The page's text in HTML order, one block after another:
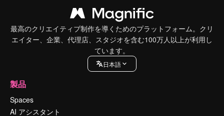
最高のクリエイティブ制作を導くためのプラットフォーム。クリ
エイター、企業、代理店、スタジオを含む100万人以上が利用し
ています。
日本語
製品
Spaces
AI アシスタント